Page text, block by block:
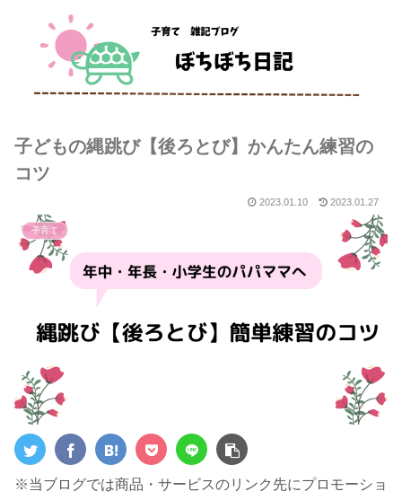
子どもの縄跳び【後ろとび】かんたん練習の
コツ
2023.01.10 2023.01.27
子育て
※当ブログでは商品・サービスのリンク先にプロモーショ